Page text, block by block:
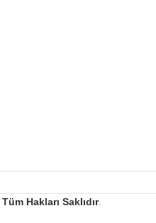
Tüm Hakları Saklıdır.